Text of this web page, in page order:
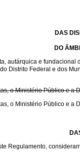
DAS
DO
autárquica e
Distrito Federal e dos
o Ministério Público e
o Ministério Público e
Regulamento,